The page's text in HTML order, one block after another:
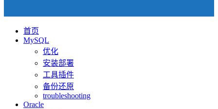
首页
MySQL
优化
安装部署
工具插件
备份还原
troubleshooting
Oracle